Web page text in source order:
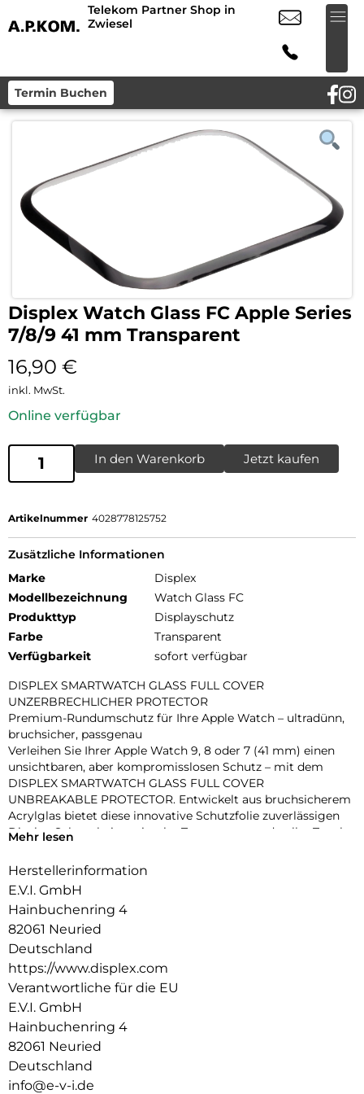
Telekom Partner Shop in
Zwiesel
Termin Buchen
Displex Watch Glass FC Apple Series
7/8/9 41 mm Transparent
16,90 €
inkl. MwSt.
Online verfügbar
In den Warenkorb Jetzt kaufen
Artikelnummer 4028778125752
Zusätzliche Informationen
Marke
Displex
Modellbezeichnung
Watch Glass FC
Produkttyp
Displayschutz
Farbe
Transparent
Verfügbarkeit
sofort verfügbar
DISPLEX SMARTWATCH GLASS FULL COVER
UNZERBRECHLICHER PROTECTOR
Premium-Rundumschutz für Ihre Apple Watch – ultradünn,
bruchsicher, passgenau
Verleihen Sie Ihrer Apple Watch 9, 8 oder 7 (41 mm) einen
unsichtbaren, aber kompromisslosen Schutz – mit dem
DISPLEX SMARTWATCH GLASS FULL COVER
UNBREAKABLE PROTECTOR. Entwickelt aus bruchsicherem
Acrylglas bietet diese innovative Schutzfolie zuverlässigen
Display-Schutz bei maximaler Transparenz und voller Touch-
Dank des vollflächig haftenden Edge-to-Edge-Designs mit
ab – perfekt für sportliche Einsätze, den Alltag oder den
stilbewussten Nutzer. Eine High-Tech-Anti-Fingerprint-
Beschichtung schützt vor störenden Flecken und sorgt für
dauerhaft brillante Optik.
Die beiliegende Eco-Montagehilfe aus recyceltem PET (rPET)
macht die Anbringung zum Kinderspiel: einfach, sicher,
blasenfrei – ohne Werkzeug oder Klebstoffreste.
Produktvorteile im Überblick:
Unzerbrechliches, stoßdämpfendes Acrylglas
3D Edge-to-Edge Kontur für nahtlose Abdeckung
Ultradünn – volle Touch-, Wisch- und Buttonfunktion
Mehr lesen
Herstellerinformation
E.V.I. GmbH
Hainbuchenring 4
82061 Neuried
Deutschland
https://www.displex.com
Verantwortliche für die EU
E.V.I. GmbH
Hainbuchenring 4
82061 Neuried
Deutschland
info@e-v-i.de